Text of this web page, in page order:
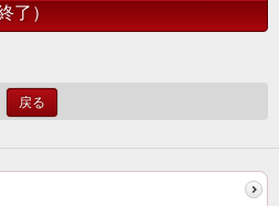
了）
戻る